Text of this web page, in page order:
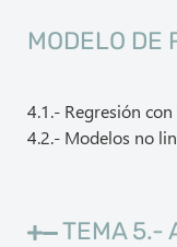
MODELO DE
4.1.- Regresión
4.2.- Modelos no
TEMA 5.-